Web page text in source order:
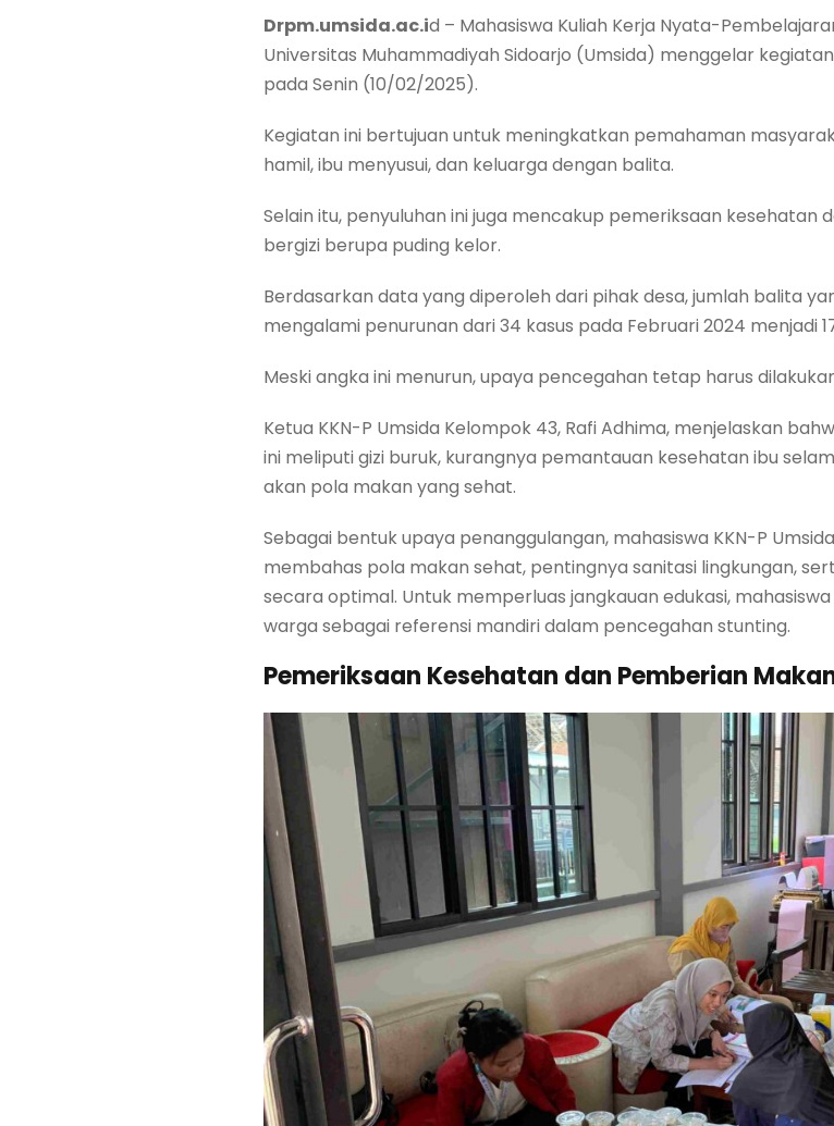
Drpm.umsida.ac.id – Mahasiswa Kuliah Kerja Nyata-
Universitas Muhammadiyah Sidoarjo (Umsida) menggelar
pada Senin (10/02/2025).
Kegiatan ini bertujuan untuk meningkatkan pemahaman
hamil, ibu menyusui, dan keluarga dengan balita.
Selain itu, penyuluhan ini juga mencakup pemeriksaan
bergizi berupa puding kelor.
Berdasarkan data yang diperoleh dari pihak desa, jumlah balita
mengalami penurunan dari 34 kasus pada Februari 2024 menjadi
Meski angka ini menurun, upaya pencegahan tetap harus
Ketua KKN-P Umsida Kelompok 43, Rafi Adhima, menjelaskan
ini meliputi gizi buruk, kurangnya pemantauan kesehatan ibu
akan pola makan yang sehat.
Sebagai bentuk upaya penanggulangan, mahasiswa KKN-P
membahas pola makan sehat, pentingnya sanitasi lingkungan,
secara optimal. Untuk memperluas jangkauan edukasi,
warga sebagai referensi mandiri dalam pencegahan stunting.
Pemeriksaan Kesehatan dan Pemberian